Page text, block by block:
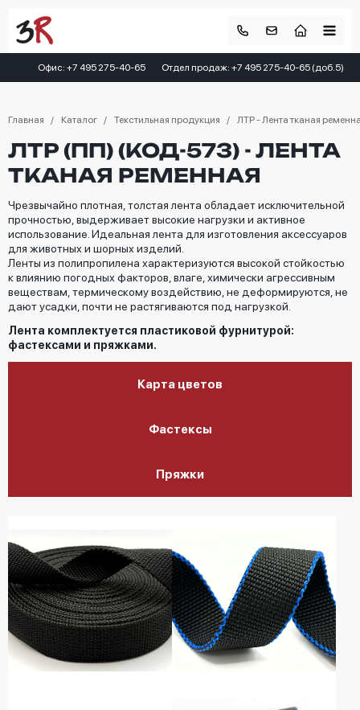
Офис: +7 495 275-40-65 Отдел продаж: +7 495 275-40-65 (доб.5)
Главная Каталог Текстильная продукция ЛТР - Лента тканая
ЛТР (ПП) (КОД-573) - ЛЕНТА
ТКАНАЯ РЕМЕННАЯ
Чрезвычайно плотная, толстая лента обладает исключительной
прочностью, выдерживает высокие нагрузки и активное
использование. Идеальная лента для изготовления аксессуаров
для животных и шорных изделий.
Ленты из полипропилена характеризуются высокой стойкостью
к влиянию погодных факторов, влаге, химически агрессивным
веществам, термическому воздействию, не деформируются, не
дают усадки, почти не растягиваются под нагрузкой.
Лента комплектуется пластиковой фурнитурой:
фастексами и пряжками.
Карта цветов
Фастексы
Пряжки